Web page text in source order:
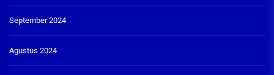
September 2024
Agustus 2024